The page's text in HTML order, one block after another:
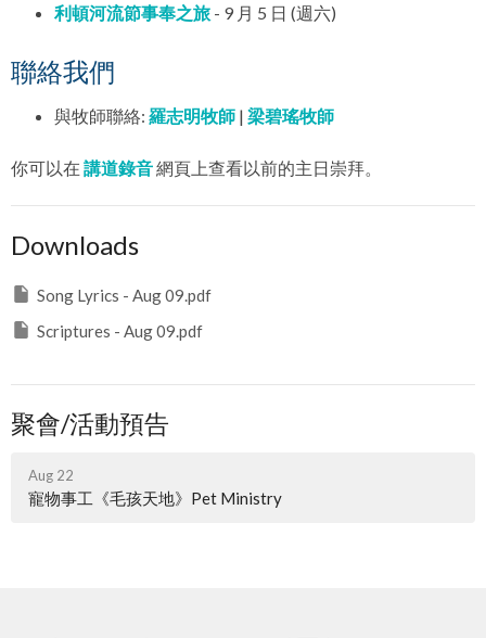
利頓河流節事奉之旅 - 9 月 5 日 (週六)
聯絡我們
與牧師聯絡: 羅志明牧師 | 梁碧瑤牧師
你可以在 講道錄音網頁上查看以前的主日崇拜。
Downloads
Song Lyrics - Aug 09.pdf
Scriptures - Aug 09.pdf
聚會/活動預告
Aug 22
寵物事工《毛孩天地》Pet Ministry